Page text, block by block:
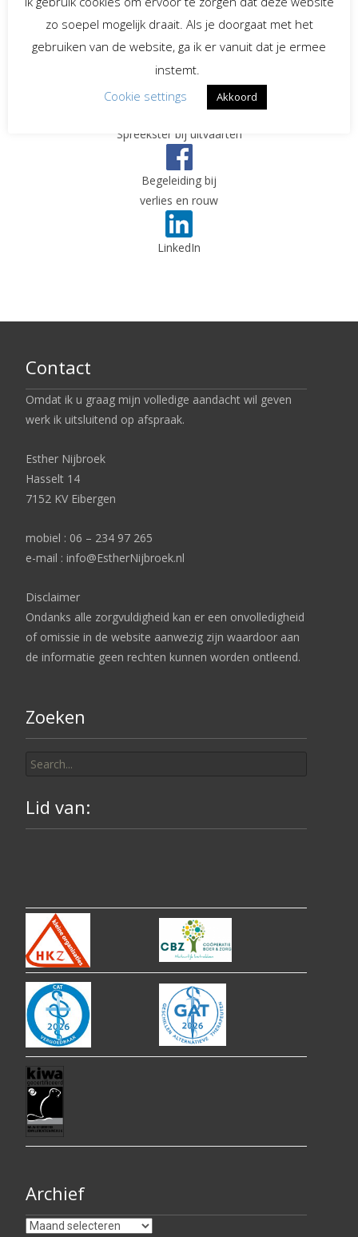
Spreekster bij uitvaarten
Begeleiding bij
verlies en rouw
LinkedIn
Contact
Omdat ik u graag mijn volledige aandacht wil geven
werk ik uitsluitend op afspraak.
Esther Nijbroek
Hasselt 14
7152 KV Eibergen
mobiel : 06 – 234 97 265
e-mail : info@EstherNijbroek.nl
Disclaimer
Ondanks alle zorgvuldigheid kan er een onvolledigheid
of omissie in de website aanwezig zijn waardoor aan
de informatie geen rechten kunnen worden ontleend.
Zoeken
for:
Lid van:
Archief
Archief
zo soepel mogelijk draait. Als je doorgaat met het
gebruiken van de website, ga ik er vanuit dat je ermee
instemt.
Cookie settings
Akkoord